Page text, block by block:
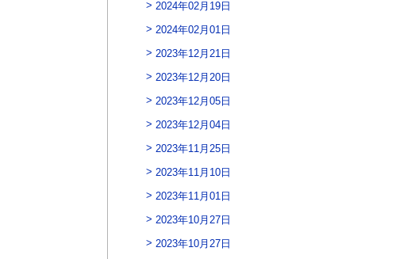
2024年02月19日
2024年02月01日
2023年12月21日
2023年12月20日
2023年12月05日
2023年12月04日
2023年11月25日
2023年11月10日
2023年11月01日
2023年10月27日
2023年10月27日